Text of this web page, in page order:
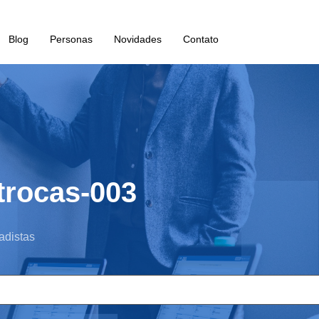
Blog Personas Novidades Contato
003